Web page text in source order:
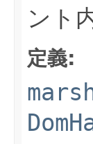
ント
定義: